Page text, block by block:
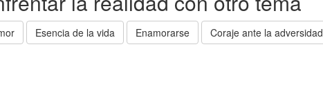
Esencia de la vida Enamorarse Coraje ante la adversidad